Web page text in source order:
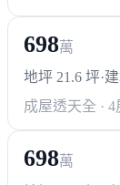
698萬
地坪 21.6 坪·
成屋透天全 ·
698萬